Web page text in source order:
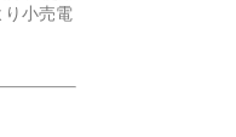
小売電